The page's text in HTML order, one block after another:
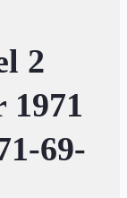
2
1971
69-